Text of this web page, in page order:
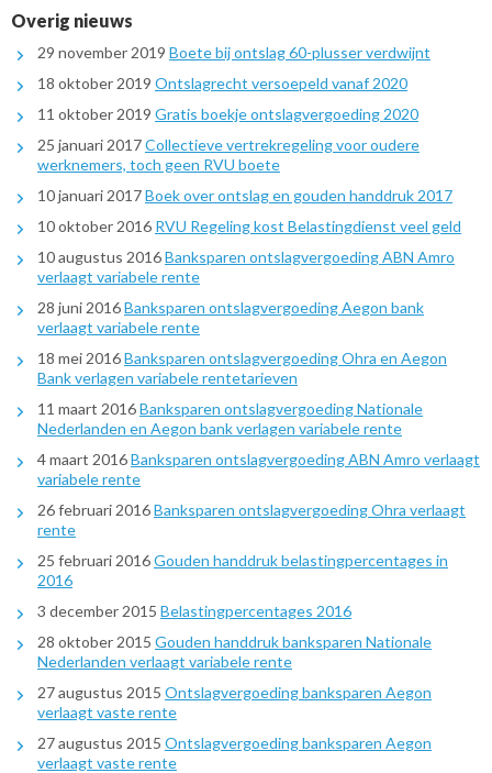
Overig nieuws
29 november 2019 Boete bij ontslag 60-plusser verdwijnt
18 oktober 2019 Ontslagrecht versoepeld vanaf 2020
11 oktober 2019 Gratis boekje ontslagvergoeding 2020
25 januari 2017Collectieve vertrekregeling voor oudere
werknemers, toch geen RVU boete
10 januari 2017Boek over ontslag en gouden handdruk 2017
10 oktober 2016 RVU Regeling kost Belastingdienst veel geld
10 augustus 2016Banksparen ontslagvergoeding ABN Amro
verlaagt variabele rente
28 juni 2016Banksparen ontslagvergoeding Aegon bank
verlaagt variabele rente
18 mei 2016Banksparen ontslagvergoeding Ohra en Aegon
Bank verlagen variabele rentetarieven
11 maart 2016Banksparen ontslagvergoeding Nationale
Nederlanden en Aegon bank verlagen variabele rente
4 maart 2016Banksparen ontslagvergoeding ABN Amro verlaagt
variabele rente
26 februari 2016Banksparen ontslagvergoeding Ohra verlaagt
rente
25 februari 2016Gouden handdruk belastingpercentages in
2016
3 december 2015 Belastingpercentages 2016
28 oktober 2015 Gouden handdruk banksparen Nationale
Nederlanden verlaagt variabele rente
27 augustus 2015 Ontslagvergoeding banksparen Aegon
verlaagt vaste rente
27 augustus 2015 Ontslagvergoeding banksparen Aegon
verlaagt vaste rente